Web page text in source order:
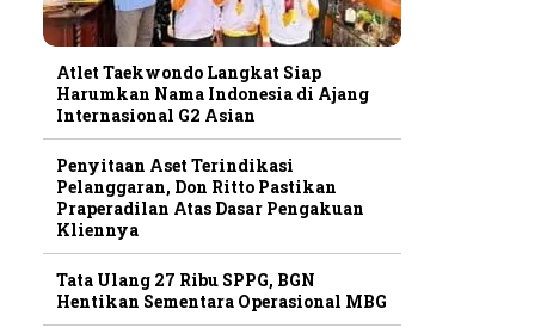
Atlet Taekwondo Langkat Siap
Harumkan Nama Indonesia di Ajang
Internasional G2 Asian
Penyitaan Aset Terindikasi
Pelanggaran, Don Ritto Pastikan
Praperadilan Atas Dasar Pengakuan
Kliennya
Tata Ulang 27 Ribu SPPG, BGN
Hentikan Sementara Operasional MBG